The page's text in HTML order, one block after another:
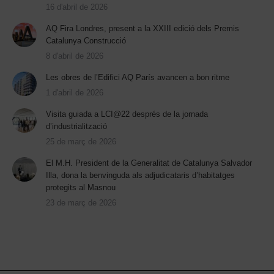
16 d'abril de 2026
AQ Fira Londres, present a la XXIII edició dels Premis
Catalunya Construcció
8 d'abril de 2026
Les obres de l’Edifici AQ París avancen a bon ritme
1 d'abril de 2026
Visita guiada a LCI@22 després de la jornada
d’industrialització
25 de març de 2026
El M.H. President de la Generalitat de Catalunya Salvador
Illa, dona la benvinguda als adjudicataris d’habitatges
protegits al Masnou
23 de març de 2026